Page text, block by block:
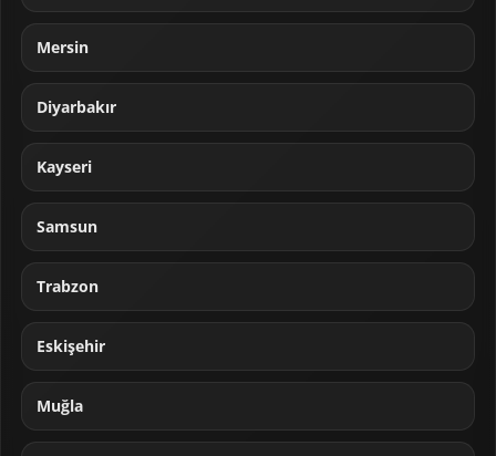
Mersin
Diyarbakır
Kayseri
Samsun
Trabzon
Eskişehir
Muğla